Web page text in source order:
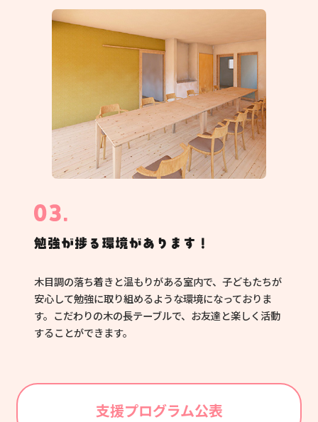
木目調の落ち着きと温もりがある室内で、子どもたちが
安心して勉強に取り組めるような環境になっておりま
す。こだわりの木の長テーブルで、お友達と楽しく活動
することができます。
支援プログラム公表